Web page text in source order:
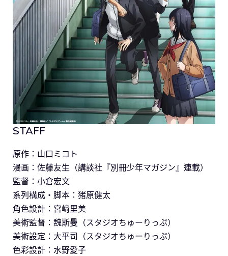
STAFF
原作：山口ミコト
漫画：佐藤友生（講談社『別冊少年マガジン』連載）
監督：小倉宏文
系列構成・脚本：猪原健太
角色設計：宮﨑里美
美術監督：魏斯曼（スタジオちゅーりっぷ）
美術設定：大平司（スタジオちゅーりっぷ）
色彩設計：水野愛子